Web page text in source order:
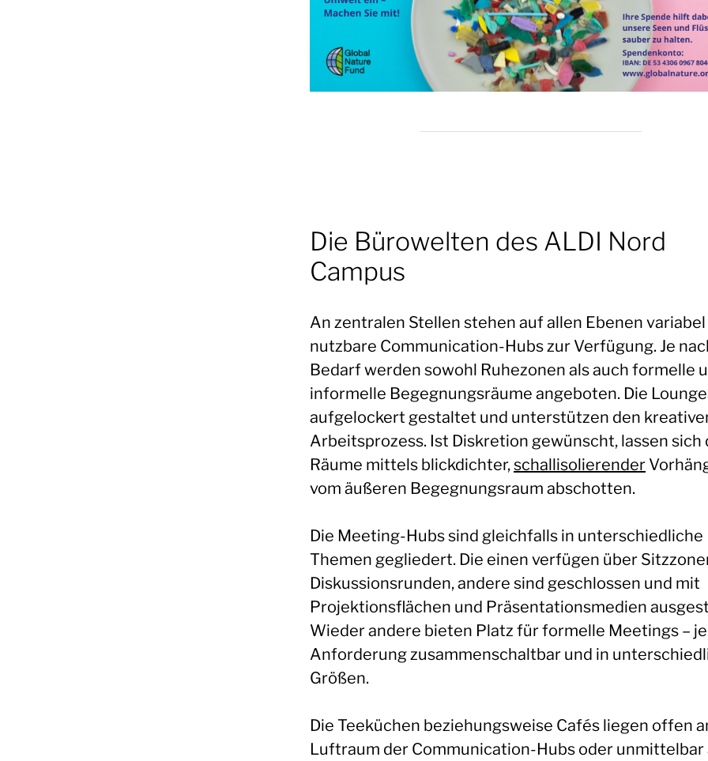
Die Bürowelten des ALDI Nord
Campus
An zentralen Stellen stehen auf allen Ebenen variabel
nutzbare Communication-Hubs zur Verfügung. Je
Bedarf werden sowohl Ruhezonen als auch formelle
informelle Begegnungsräume angeboten. Die
aufgelockert gestaltet und unterstützen den
Arbeitsprozess. Ist Diskretion gewünscht, lassen sich
Räume mittels blickdichter,schallisolierender
vom äußeren Begegnungsraum abschotten.
Die Meeting-Hubs sind gleichfalls in unterschiedliche
Themen gegliedert. Die einen verfügen über
Diskussionsrunden, andere sind geschlossen und mit
Projektionsflächen und Präsentationsmedien
Wieder andere bieten Platz für formelle Meetings –
Anforderung zusammenschaltbar und in
Größen.
Die Teeküchen beziehungsweise Cafés liegen offen
Luftraum der Communication-Hubs oder unmittelbar